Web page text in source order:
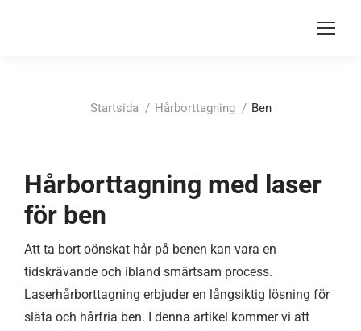
Du är här:
Startsida Hårborttagning Ben
Hårborttagning med laser
för ben
Att ta bort oönskat hår på benen kan vara en
tidskrävande och ibland smärtsam process.
Laserhårborttagning erbjuder en långsiktig lösning för
släta och hårfria ben. I denna artikel kommer vi att